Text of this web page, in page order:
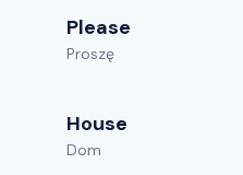
Please
Proszę
House
Dom